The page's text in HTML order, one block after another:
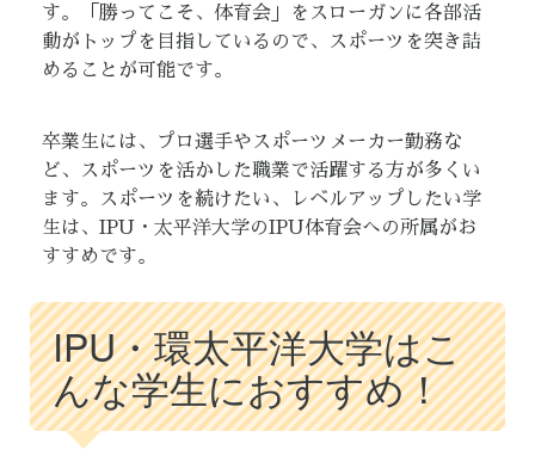
す。「勝ってこそ、体育会」をスローガンに各部活
動がトップを目指しているので、スポーツを突き詰
めることが可能です。
卒業生には、プロ選手やスポーツメーカー勤務な
ど、スポーツを活かした職業で活躍する方が多くい
ます。スポーツを続けたい、レベルアップしたい学
生は、IPU・太平洋大学のIPU体育会への所属がお
すすめです。
IPU・環太平洋大学はこ
んな学生におすすめ！